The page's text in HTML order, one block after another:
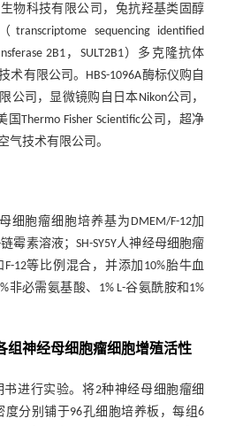
物科技有限公司，兔抗羟基类固醇
sequencing identified
2B1，SULT2B1）多克隆抗体
术有限公司。HBS-1096A酶标仪购自
公司，显微镜购自日本Nikon公司，
Thermo Fisher Scientific公司，超净
气技术有限公司。
细胞瘤细胞培养基为DMEM/F-12加
霉素溶液；SH-SY5Y人神经母细胞瘤
12等比例混合，并添加10%胎牛血
非必需氨基酸、1% L-谷氨酰胺和1%
组神经母细胞瘤细胞增殖活性
书进行实验。将2种神经母细胞瘤细
度分别铺于96孔细胞培养板，每组6